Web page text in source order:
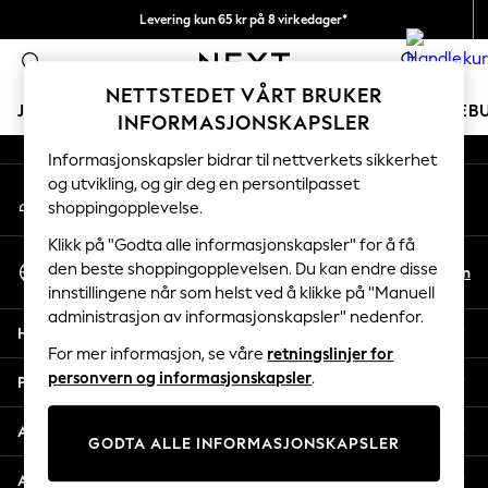
Levering kun 65 kr på 8 virkedager*
Vi betaler alle tollavgifter 0
JENTER GUTTER BABY KVINNER MENN
GIRLS
New In
50 - 92cm
98 - 110cm
116 - 134cm
140 - 174cm
Trending: Top & Short Sets
Trending: Clogs
Toy Story
THE SET
Coats & Jackets
Sweatshirts & Hoodies
An error occurred on client
Våre sosiale nettverk
Min konto
Logg inn på kontoen din
Velg Språk
Norsk
No En
Hjelp
Personvern & Juridisk
Avdelinger
Andre tjenester
NETTSTEDET VÅRT BRUKER
INFORMASJONSKAPSLER
Informasjonskapsler bidrar til nettverkets sikkerhet
og utvikling, og gir deg en persontilpasset
shoppingopplevelse.
Klikk på "Godta alle informasjonskapsler" for å få
den beste shoppingopplevelsen. Du kan endre disse
innstillingene når som helst ved å klikke på "Manuell
administrasjon av informasjonskapsler" nedenfor.
For mer informasjon, se våre retningslinjer for
personvern og informasjonskapsler.
GODTA ALLE INFORMASJONSKAPSLER